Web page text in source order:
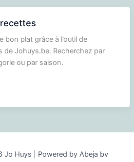
bon plat grâce à l’outil de
de Johuys.be. Recherchez par
ou par saison.
Huys | Powered by Abeja bv